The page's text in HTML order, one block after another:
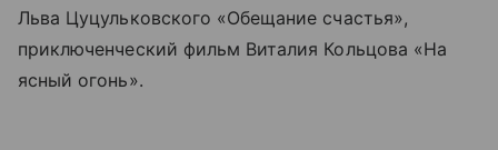
Льва Цуцульковского «Обещание счастья»,
приключенческий фильм Виталия Кольцова «На
ясный огонь».